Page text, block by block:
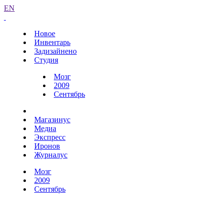
EN
Новое
Инвентарь
Задизайнено
Студия
Мозг
2009
Сентябрь
Магазинус
Медиа
Экспресс
Иронов
Журналус
Мозг
2009
Сентябрь